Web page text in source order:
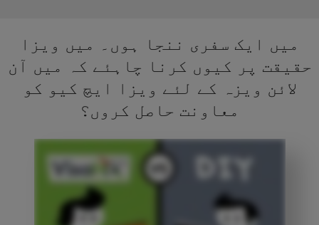
میں ایک سفری ننجا ہوں۔ میں ویزا
حقیقت پر کیوں کرنا چاہئے کہ میں آن
لائن ویزہ کے لئے ویزا ایچ کیو کو
معاونت حاصل کروں؟